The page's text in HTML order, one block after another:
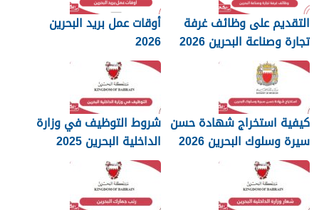
التقديم على وظائف غرفة
تجارة وصناعة البحرين 2026
أوقات عمل بريد البحرين
2026
كيفية استخراج شهادة حسن
سيرة وسلوك البحرين 2026
شروط التوظيف في وزارة
الداخلية البحرين 2025